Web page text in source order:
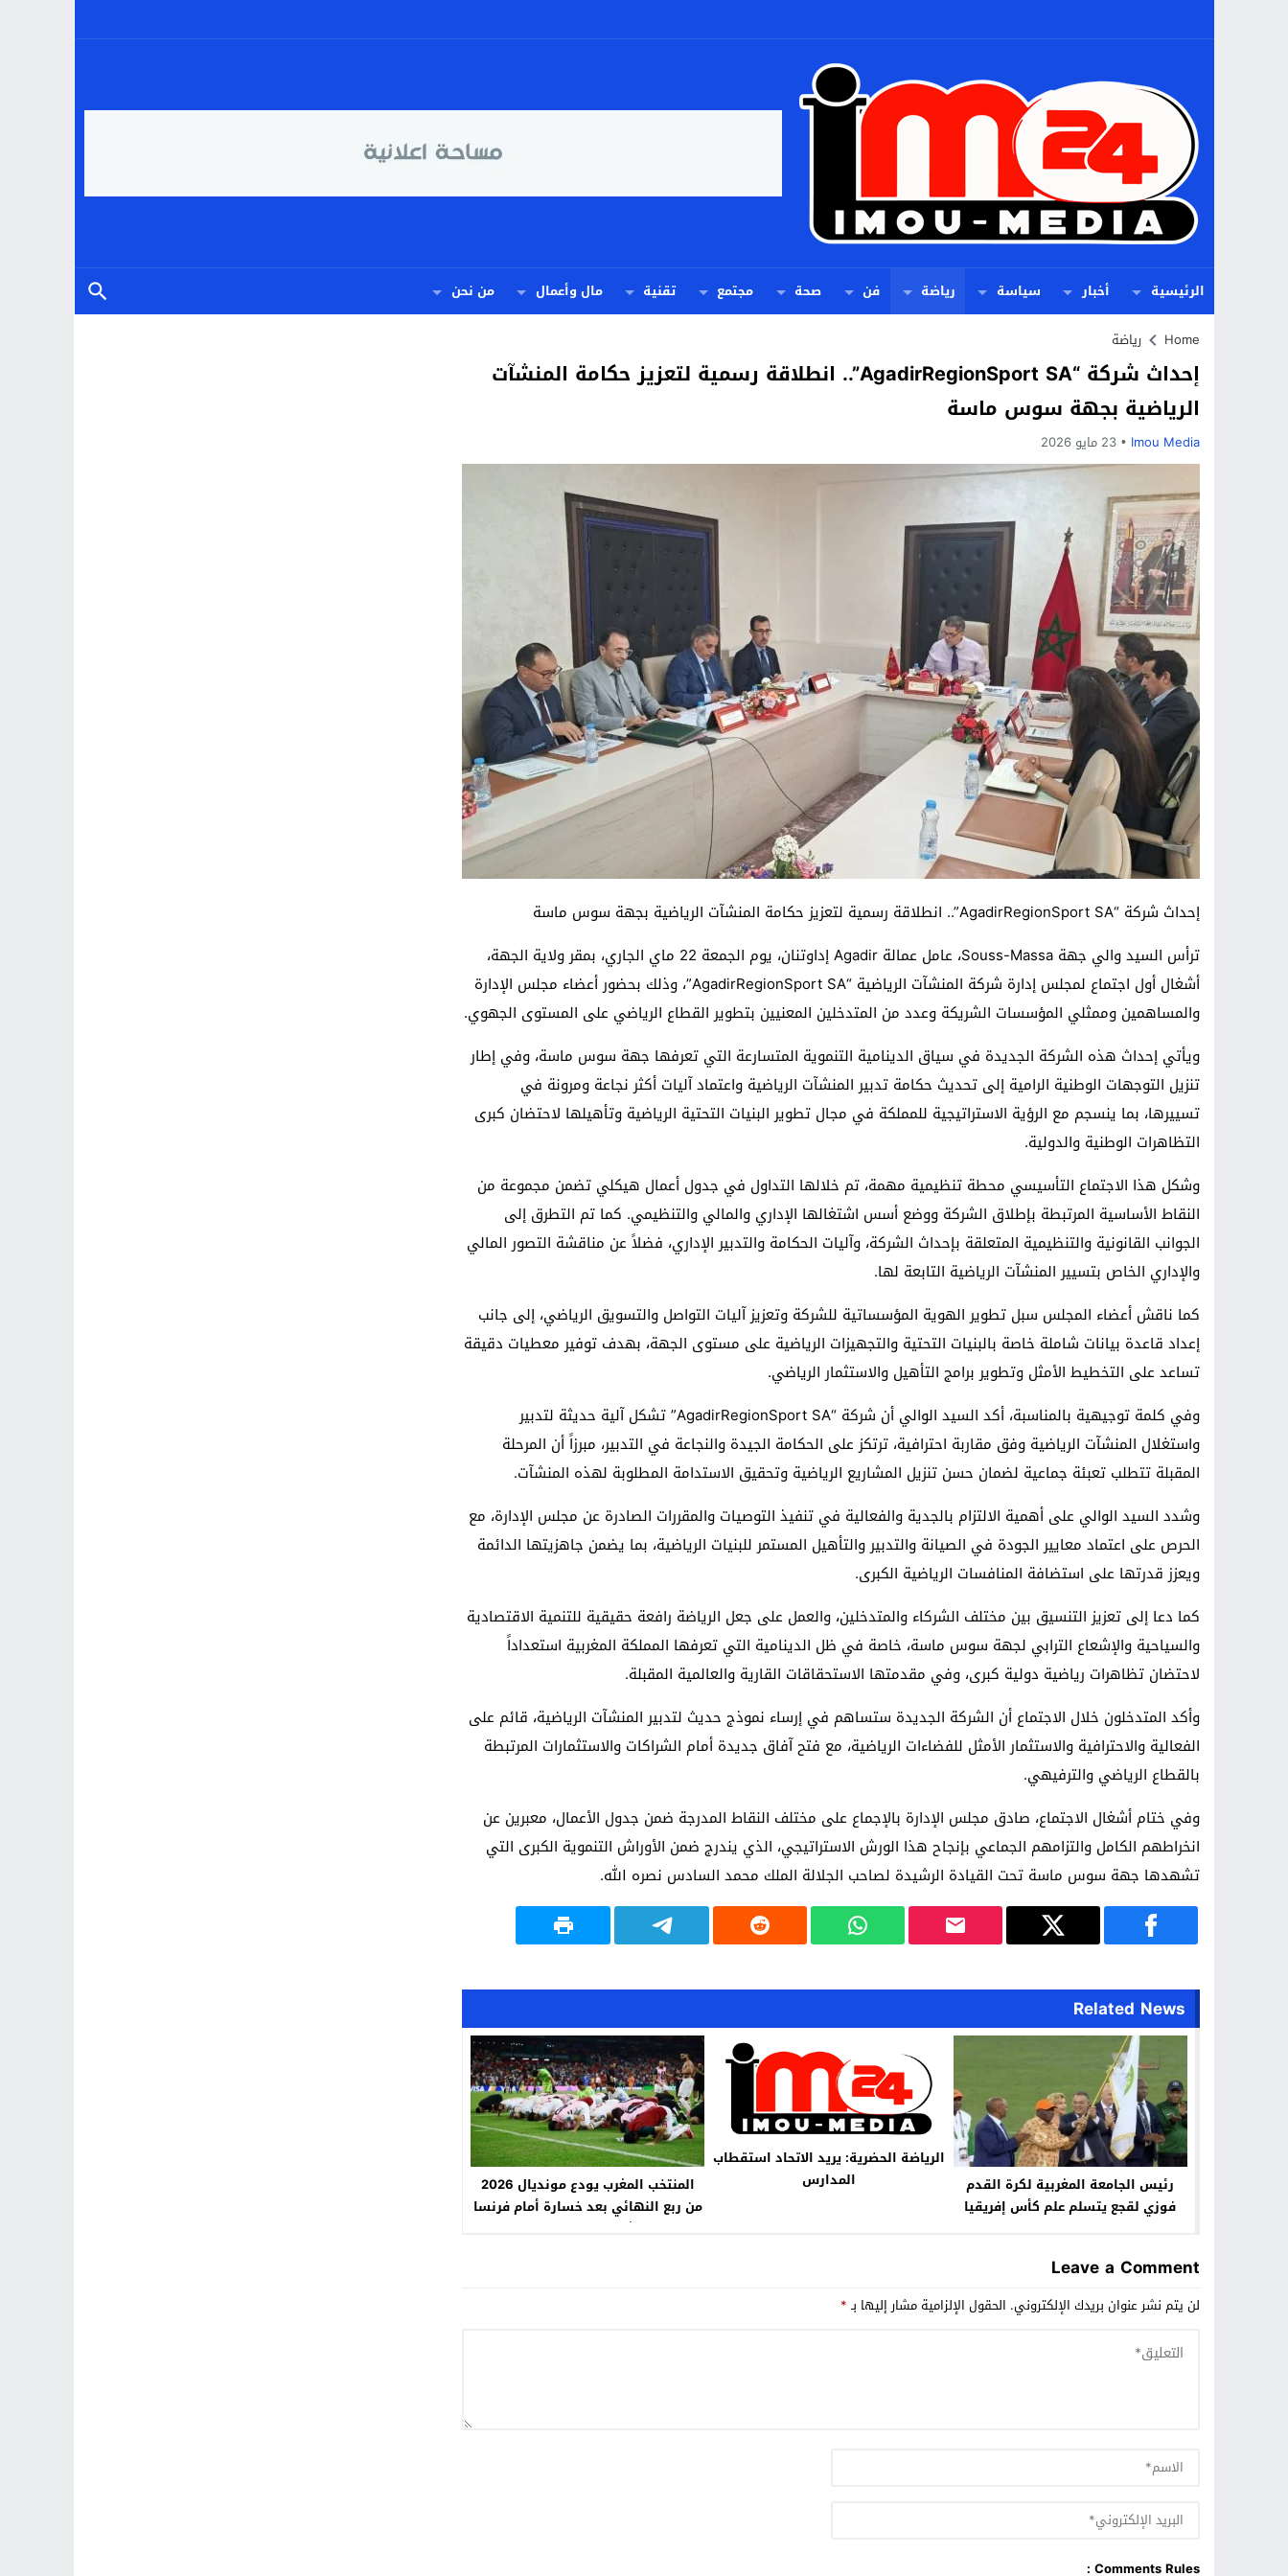
الرئيسية أخبار سياسة رياضة فن صحة مجتمع تقنية مال وأعمال من نحن
Home رياضة
إحداث شركة “AgadirRegionSport SA”.. انطلاقة رسمية لتعزيز حكامة المنشآت
الرياضية بجهة سوس ماسة
Imou Media 23 مايو 2026
إحداث شركة “AgadirRegionSport SA”.. انطلاقة رسمية لتعزيز حكامة المنشآت الرياضية بجهة سوس ماسة
ترأس السيد والي جهة Souss-Massa، عامل عمالة Agadir إداوتنان، يوم الجمعة 22 ماي الجاري، بمقر ولاية الجهة،
أشغال أول اجتماع لمجلس إدارة شركة المنشآت الرياضية “AgadirRegionSport SA”، وذلك بحضور أعضاء مجلس الإدارة
والمساهمين وممثلي المؤسسات الشريكة وعدد من المتدخلين المعنيين بتطوير القطاع الرياضي على المستوى الجهوي.
ويأتي إحداث هذه الشركة الجديدة في سياق الدينامية التنموية المتسارعة التي تعرفها جهة سوس ماسة، وفي إطار
تنزيل التوجهات الوطنية الرامية إلى تحديث حكامة تدبير المنشآت الرياضية واعتماد آليات أكثر نجاعة ومرونة في
تسييرها، بما ينسجم مع الرؤية الاستراتيجية للمملكة في مجال تطوير البنيات التحتية الرياضية وتأهيلها لاحتضان كبرى
التظاهرات الوطنية والدولية.
وشكل هذا الاجتماع التأسيسي محطة تنظيمية مهمة، تم خلالها التداول في جدول أعمال هيكلي تضمن مجموعة من
النقاط الأساسية المرتبطة بإطلاق الشركة ووضع أسس اشتغالها الإداري والمالي والتنظيمي. كما تم التطرق إلى
الجوانب القانونية والتنظيمية المتعلقة بإحداث الشركة، وآليات الحكامة والتدبير الإداري، فضلاً عن مناقشة التصور المالي
والإداري الخاص بتسيير المنشآت الرياضية التابعة لها.
كما ناقش أعضاء المجلس سبل تطوير الهوية المؤسساتية للشركة وتعزيز آليات التواصل والتسويق الرياضي، إلى جانب
إعداد قاعدة بيانات شاملة خاصة بالبنيات التحتية والتجهيزات الرياضية على مستوى الجهة، بهدف توفير معطيات دقيقة
تساعد على التخطيط الأمثل وتطوير برامج التأهيل والاستثمار الرياضي.
وفي كلمة توجيهية بالمناسبة، أكد السيد الوالي أن شركة “AgadirRegionSport SA” تشكل آلية حديثة لتدبير
واستغلال المنشآت الرياضية وفق مقاربة احترافية، ترتكز على الحكامة الجيدة والنجاعة في التدبير، مبرزاً أن المرحلة
المقبلة تتطلب تعبئة جماعية لضمان حسن تنزيل المشاريع الرياضية وتحقيق الاستدامة المطلوبة لهذه المنشآت.
وشدد السيد الوالي على أهمية الالتزام بالجدية والفعالية في تنفيذ التوصيات والمقررات الصادرة عن مجلس الإدارة، مع
الحرص على اعتماد معايير الجودة في الصيانة والتدبير والتأهيل المستمر للبنيات الرياضية، بما يضمن جاهزيتها الدائمة
ويعزز قدرتها على استضافة المنافسات الرياضية الكبرى.
كما دعا إلى تعزيز التنسيق بين مختلف الشركاء والمتدخلين، والعمل على جعل الرياضة رافعة حقيقية للتنمية الاقتصادية
والسياحية والإشعاع الترابي لجهة سوس ماسة، خاصة في ظل الدينامية التي تعرفها المملكة المغربية استعداداً
لاحتضان تظاهرات رياضية دولية كبرى، وفي مقدمتها الاستحقاقات القارية والعالمية المقبلة.
وأكد المتدخلون خلال الاجتماع أن الشركة الجديدة ستساهم في إرساء نموذج حديث لتدبير المنشآت الرياضية، قائم على
الفعالية والاحترافية والاستثمار الأمثل للفضاءات الرياضية، مع فتح آفاق جديدة أمام الشراكات والاستثمارات المرتبطة
بالقطاع الرياضي والترفيهي.
وفي ختام أشغال الاجتماع، صادق مجلس الإدارة بالإجماع على مختلف النقاط المدرجة ضمن جدول الأعمال، معبرين عن
انخراطهم الكامل والتزامهم الجماعي بإنجاح هذا الورش الاستراتيجي، الذي يندرج ضمن الأوراش التنموية الكبرى التي
تشهدها جهة سوس ماسة تحت القيادة الرشيدة لصاحب الجلالة الملك محمد السادس نصره الله.
Related News
رئيس الجامعة المغربية لكرة القدم
فوزي لقجع يتسلم علم كأس إفريقيا
الرياضة الحضرية: يريد الاتحاد استقطاب
المدارس
المنتخب المغرب يودع مونديال 2026
من ربع النهائي بعد خسارة أمام فرنسا
نهاية المشوار وبداية مرحلة جديدة
Leave a Comment
لن يتم نشر عنوان بريدك الإلكتروني. الحقول الإلزامية مشار إليها بـ*
Comments Rules :